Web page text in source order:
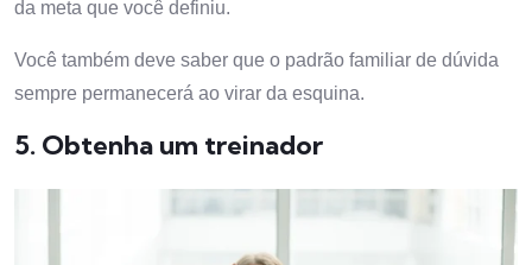
da meta que você definiu.
Você também deve saber que o padrão familiar de dúvida
sempre permanecerá ao virar da esquina.
5. Obtenha um treinador